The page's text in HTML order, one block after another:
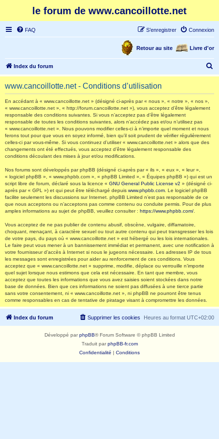
le forum de www.cancoillotte.net
FAQ Connexion
S’enregistrer
Livre d'or
Retour au site
Index du forum
e
www.cancoillotte.net - Conditions d’utilisation
En accédant à « www.cancoillotte.net » (désigné ci-après par « nous », « notre », « nos »,
« www.cancoillotte.net », « http://forum.cancoillotte.net »), vous acceptez d’être légalement
responsable des conditions suivantes. Si vous n’acceptez pas d’être légalement
responsable de toutes les conditions suivantes, alors n’accédez pas et/ou n’utilisez pas
« www.cancoillotte.net ». Nous pouvons modifier celles-ci à n’importe quel moment et nous
ferons tout pour que vous en soyez informé, bien qu’il soit prudent de vérifier régulièrement
celles-ci par vous-même. Si vous continuez d’utiliser « www.cancoillotte.net » alors que des
changements ont été effectués, vous acceptez d’être légalement responsable des
conditions découlant des mises à jour et/ou modifications.
Nos forums sont développés par phpBB (désigné ci-après par « ils », « eux », « leur »,
« logiciel phpBB », « www.phpbb.com », « phpBB Limited », « Équipes phpBB ») qui est un
script libre de forum, déclaré sous la licence « GNU General Public License v2 » (désigné ci-
après par « GPL ») et qui peut être téléchargé depuis www.phpbb.com . Le logiciel phpBB
facilite seulement les discussions sur Internet. phpBB Limited n’est pas responsable de ce
que nous acceptons ou n’acceptons pas comme contenu ou conduite permis. Pour de plus
amples informations au sujet de phpBB, veuillez consulter : https://www.phpbb.com/
Vous acceptez de ne pas publier de contenu abusif, obscène, vulgaire, diffamatoire,
choquant, menaçant, à caractère sexuel ou tout autre contenu qui peut transgresser les lois
de votre pays, du pays où « www.cancoillotte.net » est hébergé ou les lois internationales.
Le faire peut vous mener à un bannissement immédiat et permanent, avec une notification à
votre fournisseur d’accès à Internet si nous le jugeons nécessaire. Les adresses IP de tous
les messages sont enregistrées pour aider au renforcement de ces conditions. Vous
acceptez que « www.cancoillotte.net » supprime, modifie, déplace ou verrouille n’importe
quel sujet lorsque nous estimons que cela est nécessaire. En tant que membre, vous
acceptez que toutes les informations que vous avez saisies soient stockées dans notre
base de données. Bien que ces informations ne soient pas diffusées à une tierce partie
sans votre consentement, ni « www.cancoillotte.net », ni phpBB ne pourront être tenus
comme responsables en cas de tentative de piratage visant à compromettre les données.
Index du forum Heures au format UTC+02:00
Supprimer les cookies
Développé parphpBB® Forum Software © phpBB Limited
Traduit parphpBB-fr.com
Confidentialité | Conditions